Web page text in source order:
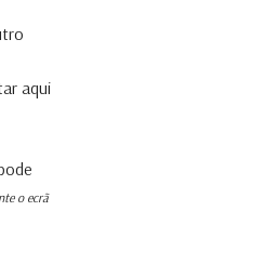
aqui
o ecrã